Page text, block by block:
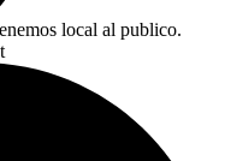
local al publico.